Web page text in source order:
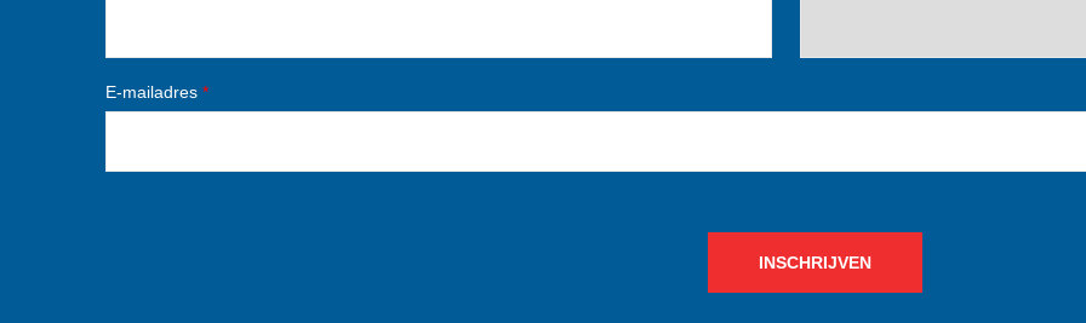
E-mailadres *
INSCHRIJVEN